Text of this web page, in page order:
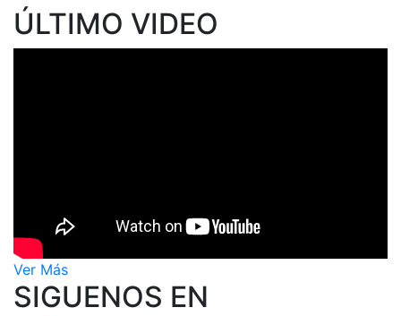
ÚLTIMO VIDEO
Ver Más
SIGUENOS EN